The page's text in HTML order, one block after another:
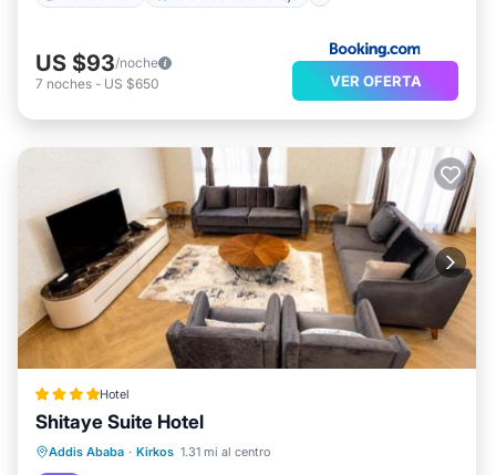
US $93/noche
7 noches - US $650 VER OFERTA
Hotel
Shitaye Suite Hotel
Addis Ababa · Kirkos 1.31 mi al centro
Desayuno Aparcamiento